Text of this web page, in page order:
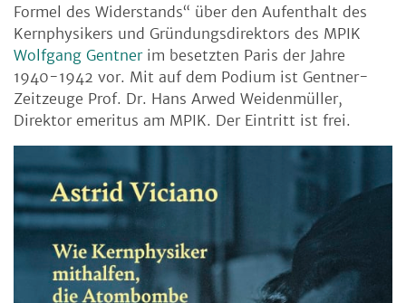
Formel des Widerstands“ über den Aufenthalt des
Kernphysikers und Gründungsdirektors des MPIK
Wolfgang Gentnerim besetzten Paris der Jahre
1940-1942 vor. Mit auf dem Podium ist Gentner-
Zeitzeuge Prof. Dr. Hans Arwed Weidenmüller,
Direktor emeritus am MPIK. Der Eintritt ist frei.